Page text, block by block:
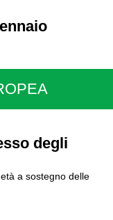
degli
a sostegno delle